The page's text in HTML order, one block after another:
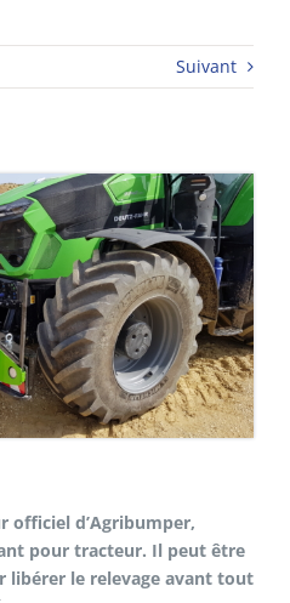
Suivant
officiel d’Agribumper,
pour tracteur. Il peut être
libérer le relevage avant tout